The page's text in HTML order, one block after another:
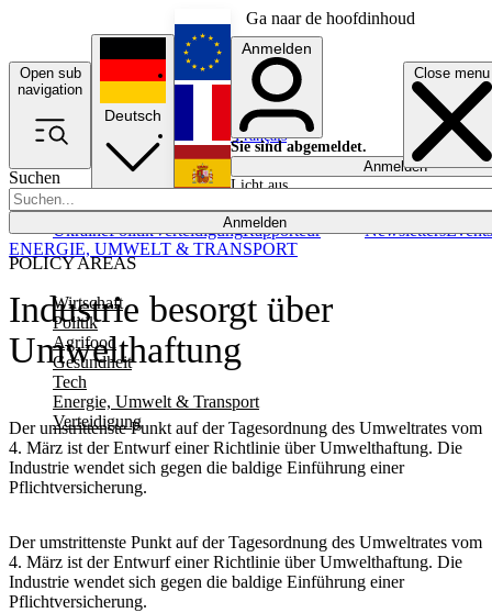
Ga naar de hoofdinhoud
Open sub
navigation
Close menu
Suchen
Anmelden
POLICY AREAS
Wirtschaft
Politik
Agrifood
Gesundheit
Tech
Energie, Umwelt & Transport
Verteidigung
UkrainePolitikVerteidigungRapporteur NewslettersEvents
Deutsch
English
Français
Anmelden
Sie sind abgemeldet.
Anmelden
Licht aus
Industrie besorgt über
Umwelthaftung
Der umstrittenste Punkt auf der Tagesordnung des Umweltrates vom
4. März ist der Entwurf einer Richtlinie über Umwelthaftung. Die
Industrie wendet sich gegen die baldige Einführung einer
Pflichtversicherung.
ENERGIE, UMWELT & TRANSPORT
Der umstrittenste Punkt auf der Tagesordnung des Umweltrates vom
4. März ist der Entwurf einer Richtlinie über Umwelthaftung. Die
Industrie wendet sich gegen die baldige Einführung einer
Pflichtversicherung.